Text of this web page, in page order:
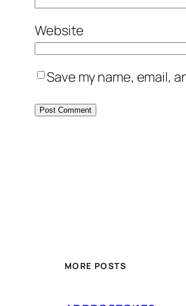
Website
Save my name, email,
MORE POSTS